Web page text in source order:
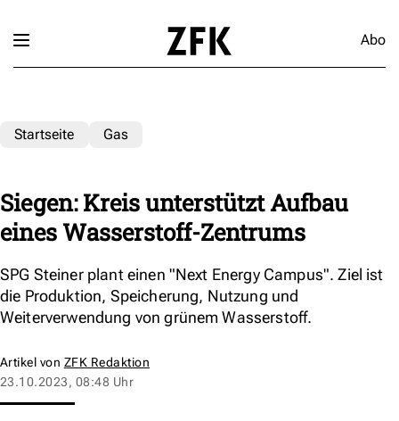
Abo
Startseite Gas
Siegen: Kreis unterstützt Aufbau
eines Wasserstoff-Zentrums
SPG Steiner plant einen "Next Energy Campus". Ziel ist
die Produktion, Speicherung, Nutzung und
Weiterverwendung von grünem Wasserstoff.
Artikel von ZFK Redaktion
23.10.2023, 08:48 Uhr